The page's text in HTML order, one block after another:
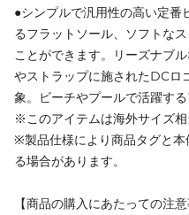
●シンプルで汎用性の高い定番
るフラットソール、ソフトな
ことができます。リーズナブ
やストラップに施されたDCロ
象。ビーチやプールで活躍する
※このアイテムは海外サイズ相
※製品仕様により商品タグと
る場合があります。
【商品の購入にあたっての注意